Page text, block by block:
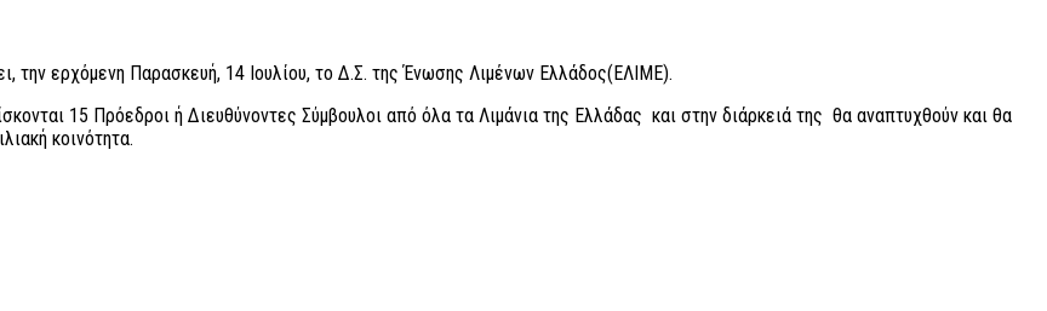
την ερχόμενη Παρασκευή, 14 Ιουλίου, το Δ.Σ. της Ένωσης Λιμένων Ελλάδος(ΕΛΙΜΕ).
15 Πρόεδροι ή Διευθύνοντες Σύμβουλοι από όλα τα Λιμάνια της Ελλάδας και στην διάρκειά της θα αναπτυχθούν και θα
κοινότητα.